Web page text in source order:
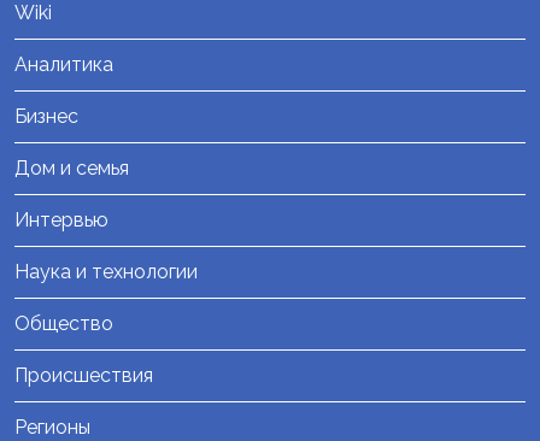
Wiki
Аналитика
Бизнес
Дом и семья
Интервью
Наука и технологии
Общество
Происшествия
Регионы